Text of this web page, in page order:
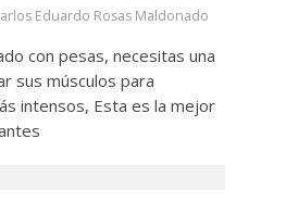
Eduardo Rosas Maldonado
con pesas, necesitas una
sus músculos para
intensos, Esta es la mejor